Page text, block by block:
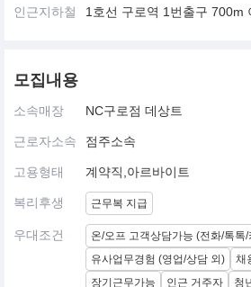
인근지하철 1호선 구로역 1번출구 700m
모집내용
소속매장 NC구로점 데상트
근로자소속 점주소속
고용형태 계약직,아르바이트
복리후생 근무복 지급
우대조건 온/오프 고객상담가능 (전화/톡톡
유사업무경험 (영업/상담 외)
채
장기근무가능
인근 거주자 청